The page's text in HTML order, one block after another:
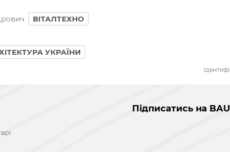
ВІТАЛТЕХНО
УКРАЇНИ
Підписатись на